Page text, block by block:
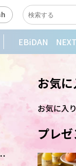
EBiDAN NEXT
お気
お気に入
プレ